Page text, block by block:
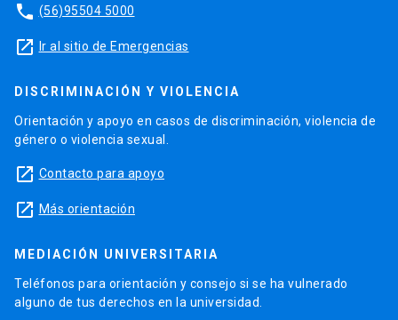
phone (56)95504 5000
launch Ir al sitio de Emergencias
DISCRIMINACIÓN Y VIOLENCIA
Orientación y apoyo en casos de discriminación, violencia de
género o violencia sexual.
launch Contacto para apoyo
launch Más orientación
MEDIACIÓN UNIVERSITARIA
Teléfonos para orientación y consejo si se ha vulnerado
alguno de tus derechos en la universidad.